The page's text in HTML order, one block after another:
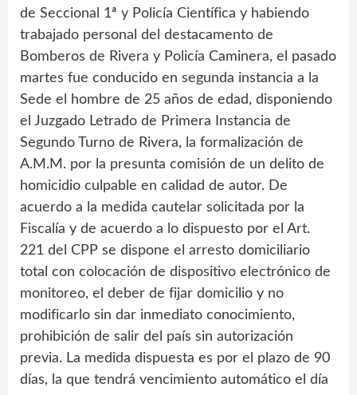
de Seccional 1ª y Policía Científica y habiendo
trabajado personal del destacamento de
Bomberos de Rivera y Policía Caminera, el pasado
martes fue conducido en segunda instancia a la
Sede el hombre de 25 años de edad, disponiendo
el Juzgado Letrado de Primera Instancia de
Segundo Turno de Rivera, la formalización de
A.M.M. por la presunta comisión de un delito de
homicidio culpable en calidad de autor. De
acuerdo a la medida cautelar solicitada por la
Fiscalía y de acuerdo a lo dispuesto por el Art.
221 del CPP se dispone el arresto domiciliario
total con colocación de dispositivo electrónico de
monitoreo, el deber de fijar domicilio y no
modificarlo sin dar inmediato conocimiento,
prohibición de salir del país sin autorización
previa. La medida dispuesta es por el plazo de 90
días, la que tendrá vencimiento automático el día